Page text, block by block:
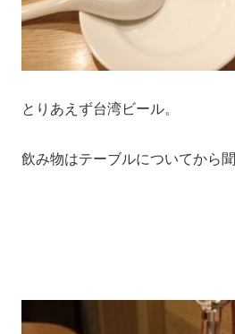
とりあえず台湾ビール。
飲み物はテーブルについてから聞